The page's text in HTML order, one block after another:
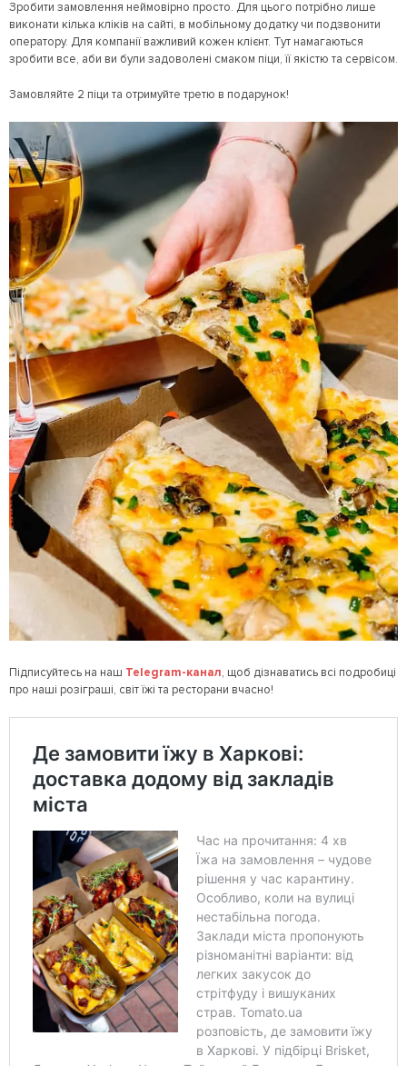
Зробити замовлення неймовірно просто. Для цього потрібно лише
виконати кілька кліків на сайті, в мобільному додатку чи подзвонити
оператору. Для компанії важливий кожен клієнт. Тут намагаються
зробити все, аби ви були задоволені смаком піци, її якістю та сервісом.
Замовляйте 2 піци та отримуйте третю в подарунок!
Підписуйтесь на наш Telegram-канал, щоб дізнаватись всі подробиці
про наші розіграші, світ їжі та ресторани вчасно!